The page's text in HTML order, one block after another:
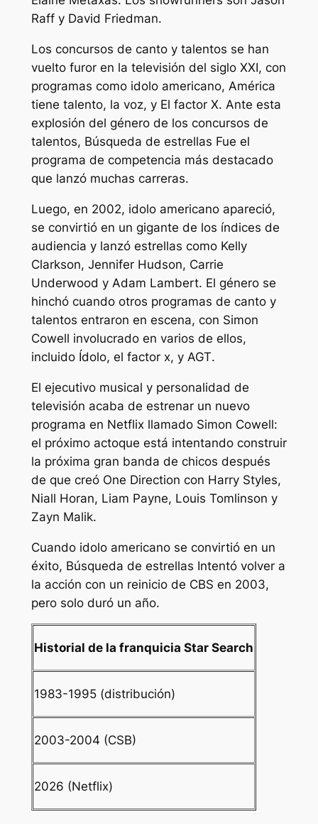
Raff y David Friedman.
Los concursos de canto y talentos se han
vuelto furor en la televisión del siglo XXI, con
programas como idolo americano, América
tiene talento, la voz, y El factor X. Ante esta
explosión del género de los concursos de
talentos, Búsqueda de estrellas Fue el
programa de competencia más destacado
que lanzó muchas carreras.
Luego, en 2002, idolo americanoapareció,
se convirtió en un gigante de los índices de
audiencia y lanzó estrellas como Kelly
Clarkson, Jennifer Hudson, Carrie
Underwood y Adam Lambert. El género se
hinchó cuando otros programas de canto y
talentos entraron en escena, con Simon
Cowell involucrado en varios de ellos,
incluido Ídolo, el factor x, y AGT.
El ejecutivo musical y personalidad de
televisión acaba de estrenar un nuevo
programa en Netflix llamado Simon Cowell:
el próximo actoque está intentando construir
la próxima gran banda de chicos después
de que creó One Direction con Harry Styles,
Niall Horan, Liam Payne, Louis Tomlinson y
Zayn Malik.
Cuando idolo americanose convirtió en un
éxito, Búsqueda de estrellas Intentó volver a
la acción con un reinicio de CBS en 2003,
pero solo duró un año.
Historial de la franquicia Star Search
1983-1995 (distribución)
2003-2004 (CSB)
2026 (Netflix)